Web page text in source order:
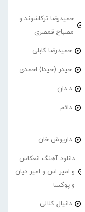
حمیدرضا ترکاشوند و
مصباح قمصری
حمیدرضا کابلی
حیدر (حیدا) احمدی
د دان
دائم
داریوش خان
دانلود آهنگ انعکاس
و امیر اس و امیر دیان
و پوکسا
دانیال کلالی